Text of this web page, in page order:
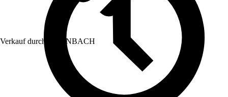
Verkauf durch: HORNBACH